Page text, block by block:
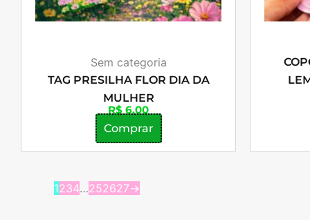
Sem categoria
TAG PRESILHA FLOR DIA DA
MULHER
R$ 6,00
Comprar
1234…252627→